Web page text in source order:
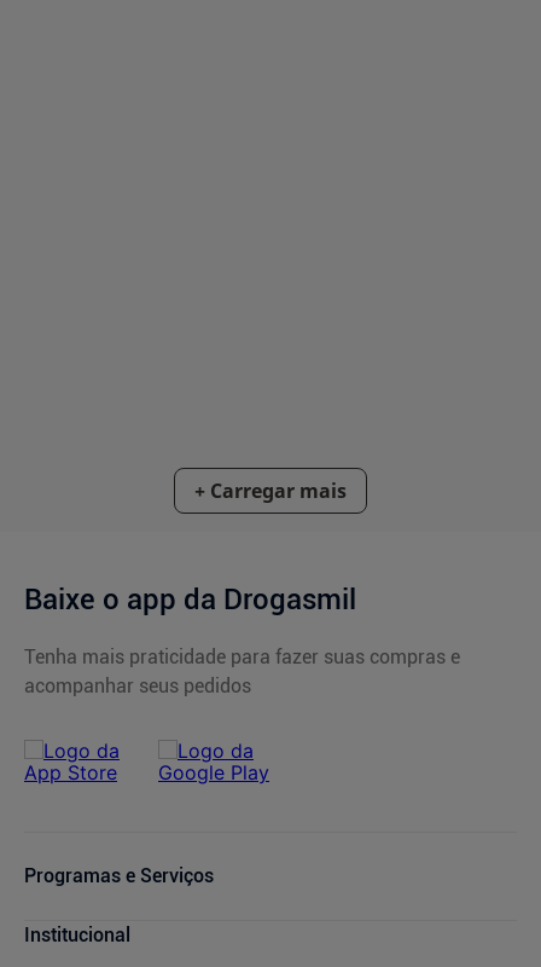
Baixe o app da Drogasmil
Tenha mais praticidade para fazer suas compras e
acompanhar seus pedidos
Programas e Serviços
Cupons de Desconto
Institucional